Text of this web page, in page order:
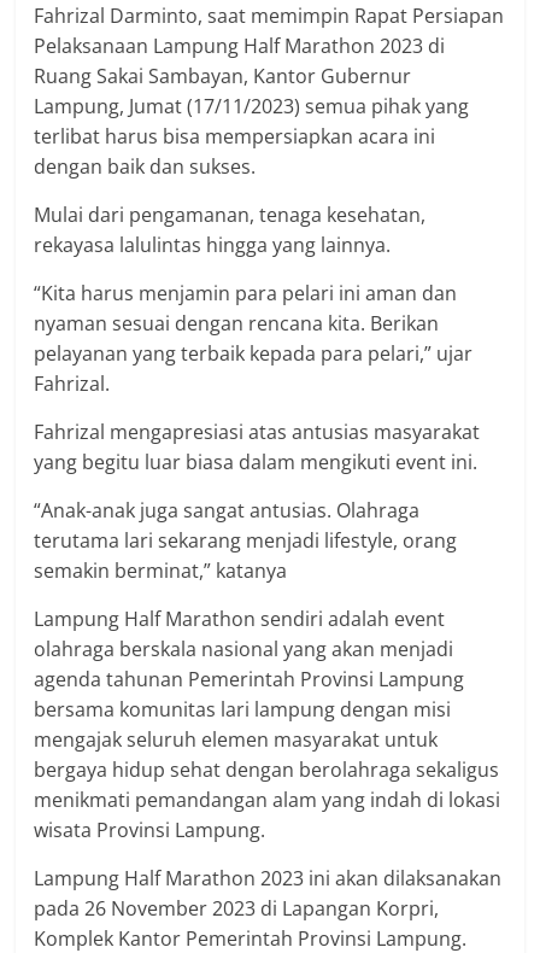
Fahrizal Darminto, saat memimpin Rapat Persiapan
Pelaksanaan Lampung Half Marathon 2023 di
Ruang Sakai Sambayan, Kantor Gubernur
Lampung, Jumat (17/11/2023) semua pihak yang
terlibat harus bisa mempersiapkan acara ini
dengan baik dan sukses.
Mulai dari pengamanan, tenaga kesehatan,
rekayasa lalulintas hingga yang lainnya.
“Kita harus menjamin para pelari ini aman dan
nyaman sesuai dengan rencana kita. Berikan
pelayanan yang terbaik kepada para pelari,” ujar
Fahrizal.
Fahrizal mengapresiasi atas antusias masyarakat
yang begitu luar biasa dalam mengikuti event ini.
“Anak-anak juga sangat antusias. Olahraga
terutama lari sekarang menjadi lifestyle, orang
semakin berminat,” katanya
Lampung Half Marathon sendiri adalah event
olahraga berskala nasional yang akan menjadi
agenda tahunan Pemerintah Provinsi Lampung
bersama komunitas lari lampung dengan misi
mengajak seluruh elemen masyarakat untuk
bergaya hidup sehat dengan berolahraga sekaligus
menikmati pemandangan alam yang indah di lokasi
wisata Provinsi Lampung.
Lampung Half Marathon 2023 ini akan dilaksanakan
pada 26 November 2023 di Lapangan Korpri,
Komplek Kantor Pemerintah Provinsi Lampung.